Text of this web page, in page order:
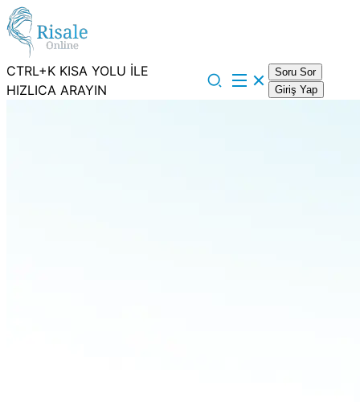
CTRL+K KISA YOLU İLE
HIZLICA ARAYIN
Soru Sor
Giriş Yap